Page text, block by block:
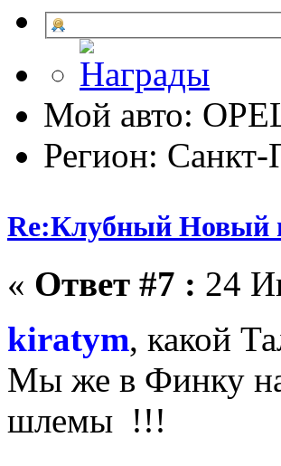
Мой авто:
Регион: Санкт-
Re:Клубный Новый
« Ответ #7 : 24
kiratym, какой
Мы же в Финку
шлемы !!!